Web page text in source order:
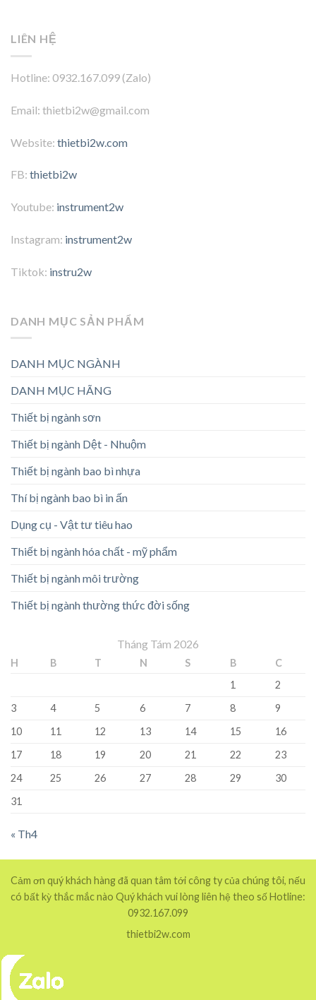
LIÊN HỆ
Hotline: 0932.167.099 (Zalo)
Email: thietbi2w@gmail.com
Website: thietbi2w.com
FB: thietbi2w
Youtube: instrument2w
Instagram: instrument2w
Tiktok: instru2w
DANH MỤC SẢN PHẨM
DANH MỤC NGÀNH
DANH MỤC HÃNG
Thiết bị ngành sơn
Thiết bị ngành Dệt - Nhuộm
Thiết bị ngành bao bì nhựa
Thí bị ngành bao bì in ấn
Dụng cụ - Vật tư tiêu hao
Thiết bị ngành hóa chất - mỹ phẩm
Thiết bị ngành môi trường
Thiết bị ngành thường thức đời sống
Tháng Tám 2026
H B T N S B
C
1
2
3
4 5 6 7 8
9
10
11 12 13 14 15
16
17
18 19 20 21 22
23
24
25 26 27 28 29
30
31
« Th4
Cảm ơn quý khách hàng đã quan tâm tới công ty của chúng tôi, nếu
có bất kỳ thắc mắc nào Quý khách vui lòng liên hệ theo số Hotline:
0932.167.099
thietbi2w.com